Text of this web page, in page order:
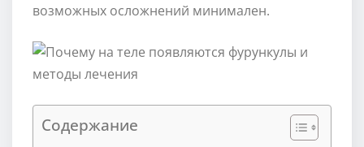
возможных осложнений минимален.
Содержание